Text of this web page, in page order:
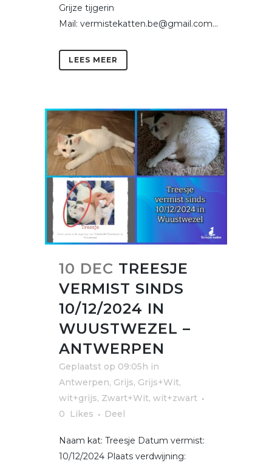
Grijze tijgerin
Mail: vermistekatten.be@gmail.com...
LEES MEER
10 DEC TREESJE
VERMIST SINDS
10/12/2024 IN
WUUSTWEZEL –
ANTWERPEN
Geplaatst op 09:05h in
Antwerpen, Grijs, Grijs+Wit,
wit+grijs, Zwart+Wit, wit+zwart
0
Likes Deel
Naam kat: Treesje Datum vermist:
10/12/2024 Plaats verdwijning: